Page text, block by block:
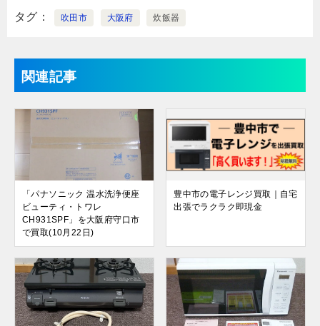
タグ 吹田市 大阪府 炊飯器
関連記事
「パナソニック 温水洗浄便座
ビューティ・トワレ
CH931SPF」を大阪府守口市
で買取(10月22日)
豊中市の電子レンジ買取｜自宅
出張でラクラク即現金